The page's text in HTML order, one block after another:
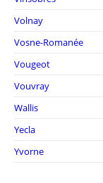
Volnay
Vosne-Romanée
Vougeot
Vouvray
Wallis
Yecla
Yvorne